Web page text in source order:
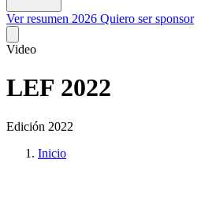
Ver resumen 2026 Quiero ser sponsor
Video
LEF 2022
Edición 2022
Inicio